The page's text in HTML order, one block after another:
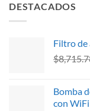
DESTACADOS
Filtro de
$
Bomba
con WiFi